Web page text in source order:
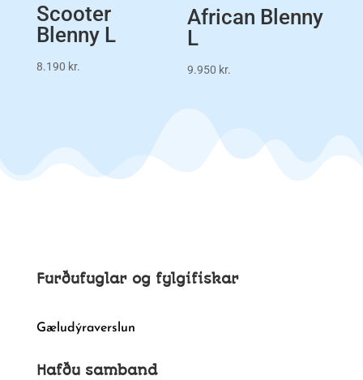
Scooter
Blenny L
8.190 kr.
African Blenny
L
9.950 kr.
Furðufuglar og fylgifiskar
Gæludýraverslun
Hafðu samband